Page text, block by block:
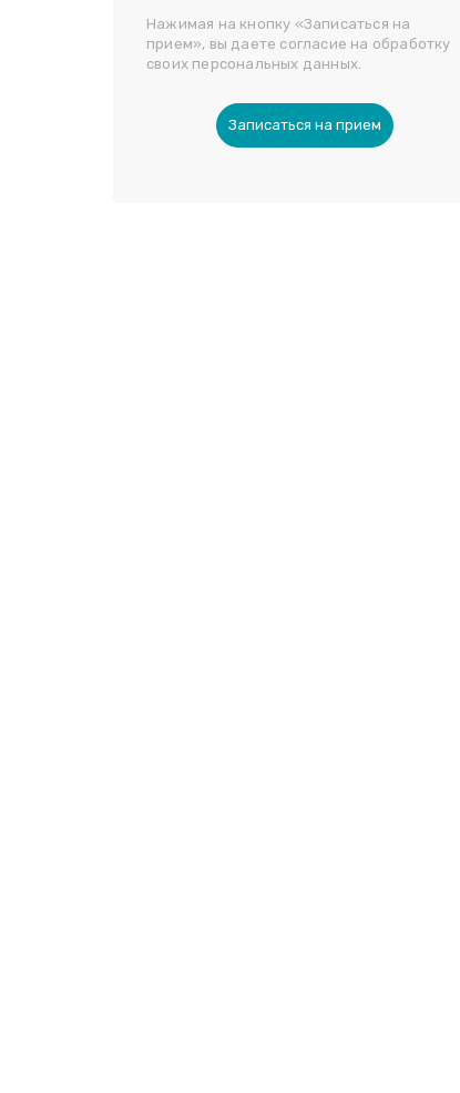
Нажимая на кнопку «Записаться на
прием», вы даете согласие на обработку
своих персональных данных.
Записаться на прием